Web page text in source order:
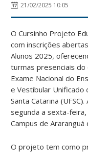
21/02/2025 10:05
O Cursinho Projeto
com inscrições
Alunos 2025,
turmas presenciais
Exame Nacional do
e Vestibular Unificado
Santa Catarina
segunda a sexta-
Campus de Araranguá
O projeto tem como